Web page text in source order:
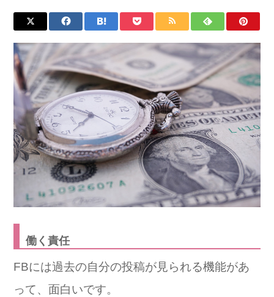
働く責任
FBには過去の自分の投稿が見られる機能があ
って、面白いです。